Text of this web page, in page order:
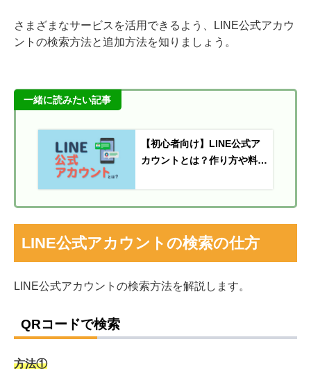
さまざまなサービスを活用できるよう、LINE公式アカウ
ントの検索方法と追加方法を知りましょう。
一緒に読みたい記事
【初心者向け】LINE公式ア
カウントとは？作り方や料
LINE公式アカウントの検索の仕方
LINE公式アカウントの検索方法を解説します。
QRコードで検索
方法①